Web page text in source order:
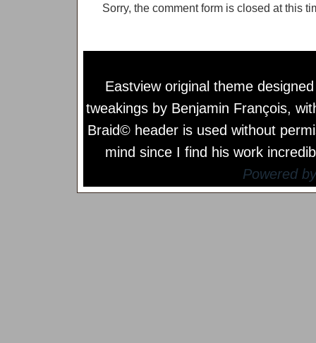
Sorry, the comment form is closed at this
Eastview original theme
tweakings by Benjamin François,
Braid© header is used without
mind since I find his work
Powered